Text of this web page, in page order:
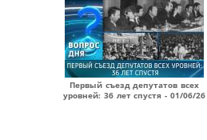
Первый съезд депутатов всех
уровней: 36 лет спустя - 01/06/26